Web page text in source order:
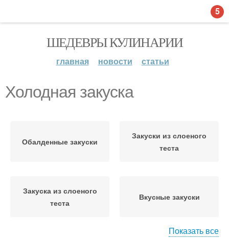
ШЕДЕВРЫ КУЛИНАРИИ
главная новости статьи
Холодная закуска
Обалденные закуски
Закуски из слоеного
теста
Закуска из слоеного
теста
Вкусные закуски
Показать все
5